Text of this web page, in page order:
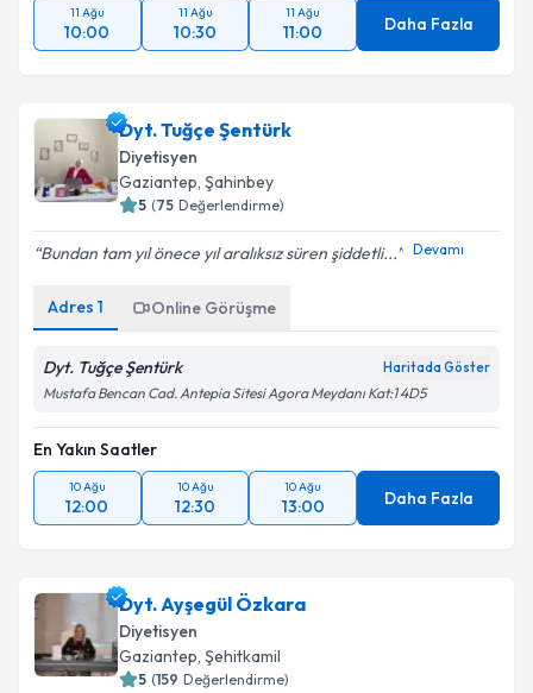
11 Ağu
10:00
11 Ağu
10:30
11 Ağu
11:00 Daha Fazla
Dyt. Tuğçe Şentürk
Diyetisyen
Gaziantep, Şahinbey
5 (75 Değerlendirme)
Bundan tam yıl önece yıl aralıksız süren şiddetli... Devamı
Adres 1 Online Görüşme
Dyt. Tuğçe Şentürk Haritada Göster
Mustafa Bencan Cad. Antepia Sitesi Agora Meydanı Kat:1 4D5
En Yakın Saatler
10 Ağu
12:00
10 Ağu
12:30
10 Ağu
13:00 Daha Fazla
Dyt. Ayşegül Özkara
Diyetisyen
Gaziantep, Şehitkamil
5 (159 Değerlendirme)